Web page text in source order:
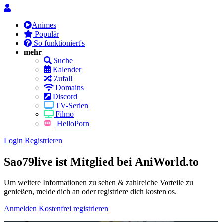
Animes
Populär
So funktioniert's
mehr
Suche
Kalender
Zufall
Domains
Discord
TV-Serien
Filmo
HelloPorn
Login Registrieren
Sao79live ist Mitglied bei AniWorld.to
Um weitere Informationen zu sehen & zahlreiche Vorteile zu
genießen, melde dich an oder registriere dich kostenlos.
Anmelden Kostenfrei registrieren